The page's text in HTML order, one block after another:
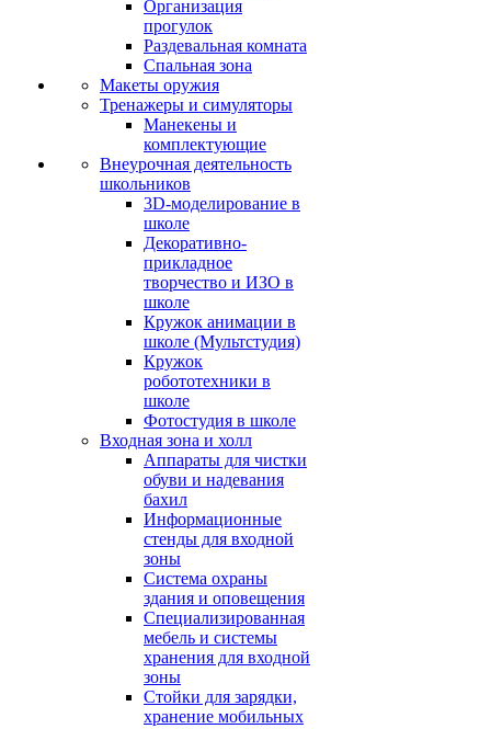
Организация
прогулок
Раздевальная комната
Спальная зона
Макеты оружия
Тренажеры и симуляторы
Манекены и
комплектующие
Внеурочная деятельность
школьников
3D-моделирование в
школе
Декоративно-
прикладное
творчество и ИЗО в
школе
Кружок анимации в
школе (Мультстудия)
Кружок
робототехники в
школе
Фотостудия в школе
Входная зона и холл
Аппараты для чистки
обуви и надевания
бахил
Информационные
стенды для входной
зоны
Система охраны
здания и оповещения
Специализированная
мебель и системы
хранения для входной
зоны
Стойки для зарядки,
хранение мобильных